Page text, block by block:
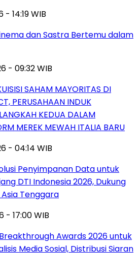
14:19 WIB
dan Sastra Bertemu dalam
- 09:32 WIB
SAHAM MAYORITAS DI
PERUSAHAAN INDUK
KEDUA DALAM
MEREK MEWAH ITALIA BARU
- 04:14 WIB
Penyimpanan Data untuk
DTI Indonesia 2026, Dukung
Tenggara
- 17:00 WIB
Awards 2026 untuk
Media Sosial, Distribusi Siaran